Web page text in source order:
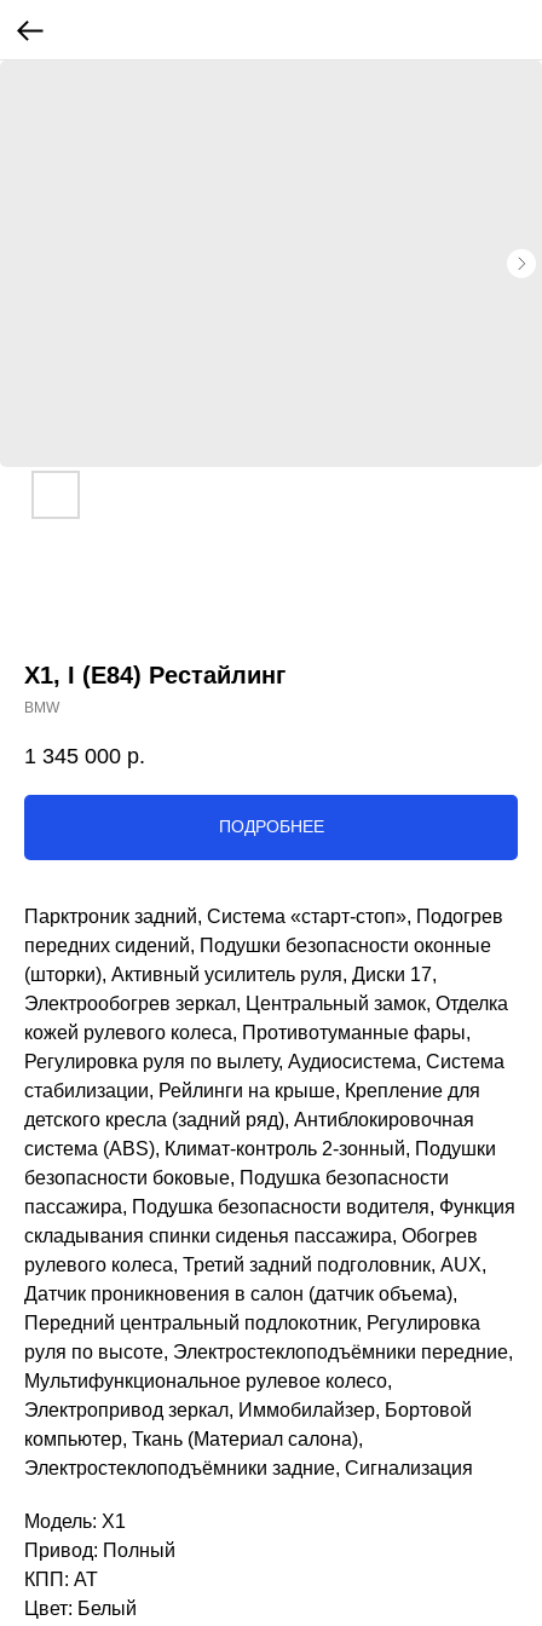
X1, I (E84) Рестайлинг
BMW
1 345 000 р.
ПОДРОБНЕЕ
Парктроник задний, Система «старт-стоп», Подогрев
передних сидений, Подушки безопасности оконные
(шторки), Активный усилитель руля, Диски 17,
Электрообогрев зеркал, Центральный замок, Отделка
кожей рулевого колеса, Противотуманные фары,
Регулировка руля по вылету, Аудиосистема, Система
стабилизации, Рейлинги на крыше, Крепление для
детского кресла (задний ряд), Антиблокировочная
система (ABS), Климат-контроль 2-зонный, Подушки
безопасности боковые, Подушка безопасности
пассажира, Подушка безопасности водителя, Функция
складывания спинки сиденья пассажира, Обогрев
рулевого колеса, Третий задний подголовник, AUX,
Датчик проникновения в салон (датчик объема),
Передний центральный подлокотник, Регулировка
руля по высоте, Электростеклоподъёмники передние,
Мультифункциональное рулевое колесо,
Электропривод зеркал, Иммобилайзер, Бортовой
компьютер, Ткань (Материал салона),
Электростеклоподъёмники задние, Сигнализация
Модель: X1
Привод: Полный
КПП: AT
Цвет: Белый